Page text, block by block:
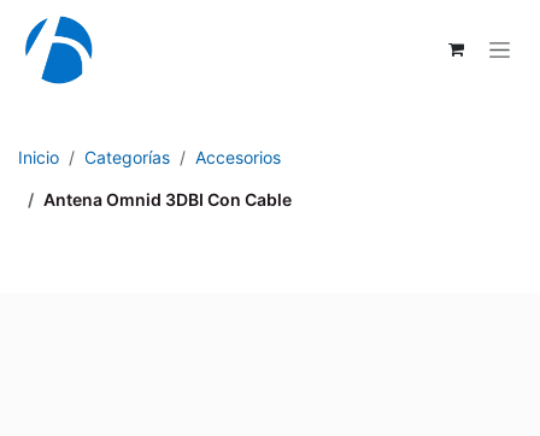
Ir al contenido
Inicio Categorías Accesorios
Antena Omnid 3DBI Con Cable